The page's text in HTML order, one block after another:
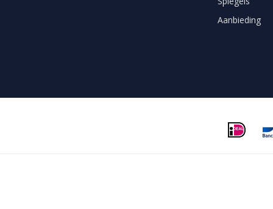
Aanbieding